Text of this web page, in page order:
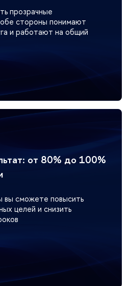
прозрачные
стороны понимают
и работают на общий
от 80% до 100%
вы сможете повысить
целей и снизить